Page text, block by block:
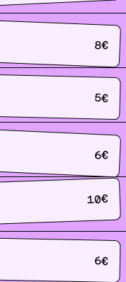
8€
5€
6€
10€
6€